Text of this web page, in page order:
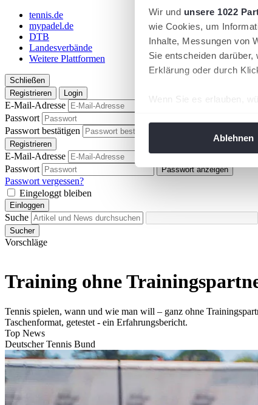
Wir und unsere 1022
wie Cookies, um
Inhalte, Messungen von
Sie entscheiden
Erklärung oder durch
Wenn Sie es erlauben,
Ablehnen
tennis.de
mypadel.de
DTB
Landesverbände
Weitere Plattformen
Schließen
Registrieren
Login
E-Mail-Adresse
Passwort
Passwort bestätigen
Registrieren
E-Mail-Adresse
Passwort
Passwort anzeigen
Passwort vergessen?
Eingeloggt bleiben
Einloggen
Suche
Sucher
Vorschläge
Training ohne
Tennis spielen, wann und wie man will – ganz ohne
Taschenformat, getestet - ein Erfahrungsbericht.
Top News
Deutscher Tennis Bund